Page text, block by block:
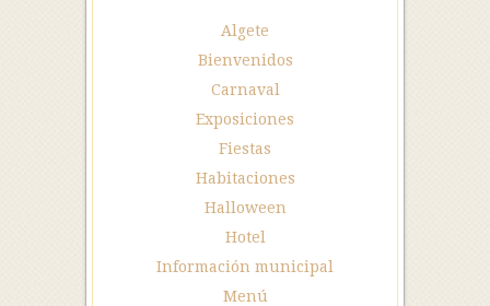
Algete
Bienvenidos
Carnaval
Exposiciones
Fiestas
Habitaciones
Halloween
Hotel
Información municipal
Menú